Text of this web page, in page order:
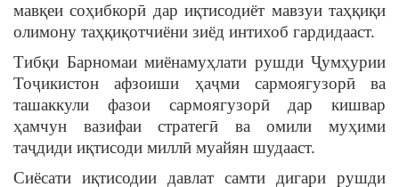
мавқеи соҳибкорӣ дар иқтисодиёт мавзуи таҳқиқи
олимону таҳқиқотчиёни зиёд интихоб гардидааст.
Тибқи Барномаи миёнамуҳлати рушди Ҷумҳурии
Тоҷикистон афзоиши ҳаҷми сармоягузорӣ ва
ташаккули фазои сармоягузорӣ дар кишвар
ҳамчун вазифаи стратегӣ ва омили муҳими
таҷдиди иқтисоди миллӣ муайян шудааст.
Сиёсати иқтисодии давлат самти дигари рушди